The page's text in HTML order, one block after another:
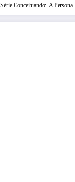
Série Conceituando: A Persona